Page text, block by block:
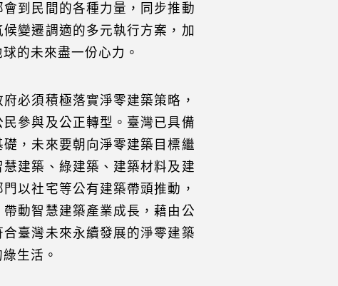
到民間的各種力量，同步推動
變遷調適的多元執行方案，加
的未來盡一份心力。
必須積極落實淨零建築策略，
參與及公正轉型。臺灣已具備
礎，未來要朝向淨零建築目標繼
建築、綠建築、建築材料及建
以社宅等公有建築帶頭推動，
動智慧建築產業成長，藉由公
臺灣未來永續發展的淨零建築
生活。